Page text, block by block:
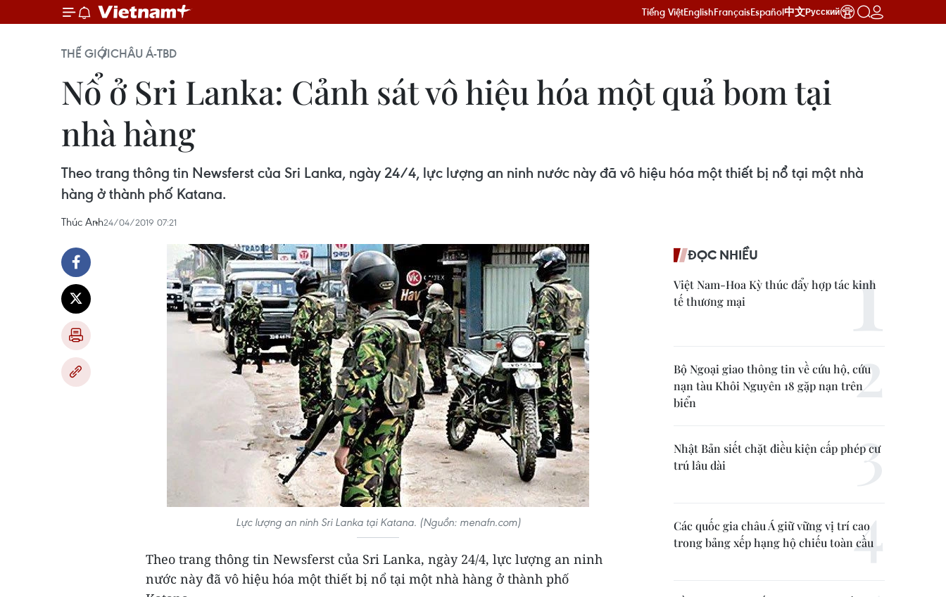
Tiếng ViệtEnglishFrançaisEspañol中文Русский
THẾ GIỚICHÂU Á-TBD
Nổ ở Sri Lanka: Cảnh sát vô hiệu hóa một quả bom tại
nhà hàng
Theo trang thông tin Newsferst của Sri Lanka, ngày 24/4, lực lượng an ninh nước này đã vô hiệu hóa một thiết bị nổ tại một nhà
hàng ở thành phố Katana.
Thúc Anh24/04/2019 07:21
Lực lượng an ninh Sri Lanka tại Katana. (Nguồn: menafn.com)
Theo trang thông tin Newsferst của Sri Lanka, ngày 24/4, lực lượng an ninh
nước này đã vô hiệu hóa một thiết bị nổ tại một nhà hàng ở thành phố
ĐỌC NHIỀU
Việt Nam-Hoa Kỳ thúc đẩy hợp tác kinh
tế thương mại
Bộ Ngoại giao thông tin về cứu hộ, cứu
nạn tàu Khôi Nguyên 18 gặp nạn trên
biển
Nhật Bản siết chặt điều kiện cấp phép cư
trú lâu dài
Các quốc gia châu Á giữ vững vị trí cao
trong bảng xếp hạng hộ chiếu toàn cầu